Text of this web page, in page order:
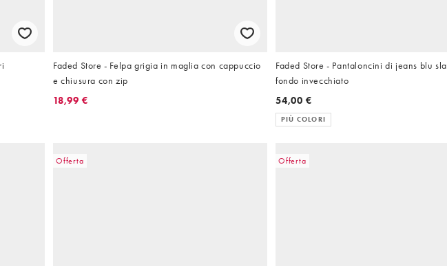
Faded Store - Felpa grigia in maglia con cappuccio
e chiusura con zip
18,99 €
Faded Store - Pantaloncini di jeans blu
fondo invecchiato
54,00 €
PIÙ COLORI
Offerta Offerta